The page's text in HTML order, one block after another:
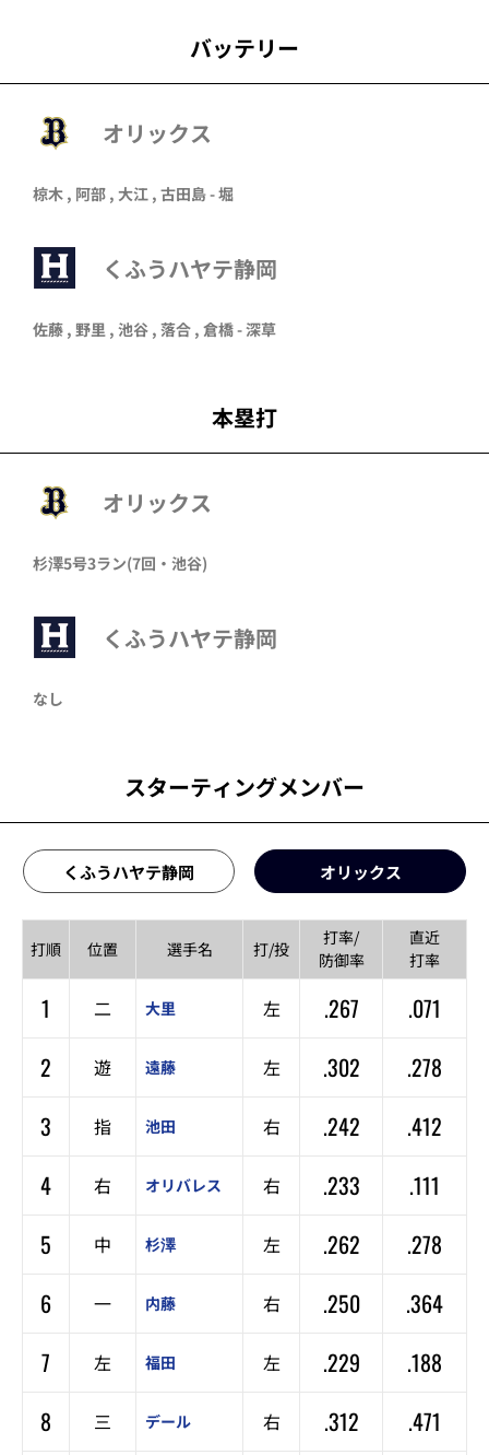
バッテリー
オリックス
椋木 , 阿部 , 大江 , 古田島-堀
くふうハヤテ静岡
佐藤 , 野里 , 池谷 , 落合 , 倉橋 - 深草
本塁打
オリックス
杉澤5号3ラン(7回・ 池谷)
くふうハヤテ静岡
なし
スターティングメンバー
くふうハヤテ静岡 オリックス
打順 位置 選手名 打/投
打率/
防御率
直近
打率
1 二 大里 左 .267
.071
2
遊 遠藤 左 .302
.278
3
指 池田 右 .242
.412
4
右 オリバレス 右 .233
.111
5
中 杉澤 左 .262
.278
6
一 内藤 右 .250
.364
7
左 福田 左 .229
.188
8
三 デール 右 .312 .471